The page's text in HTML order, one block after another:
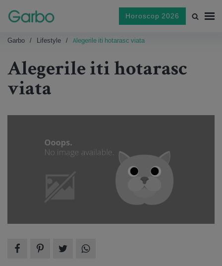
Horoscop 2026
Garbo Lifestyle Alegerile iti hotarasc viata
Alegerile iti hotarasc
viata